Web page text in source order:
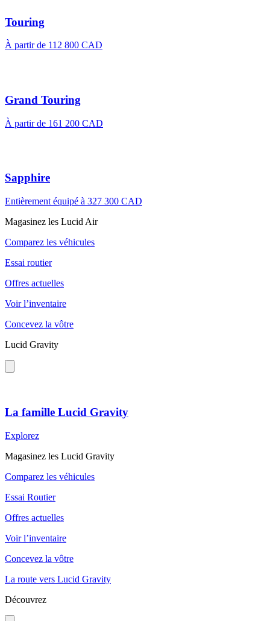
Touring
À partir de 112 800 CAD
Grand Touring
À partir de 161 200 CAD
Sapphire
Entièrement équipé à 327 300 CAD
Magasinez les Lucid Air
Comparez les véhicules
Essai routier
Offres actuelles
Voir l’inventaire
Concevez la vôtre
Lucid Gravity
La famille Lucid Gravity
Explorez
Magasinez les Lucid Gravity
Comparez les véhicules
Essai Routier
Offres actuelles
Voir l’inventaire
Concevez la vôtre
La route vers Lucid Gravity
Découvrez